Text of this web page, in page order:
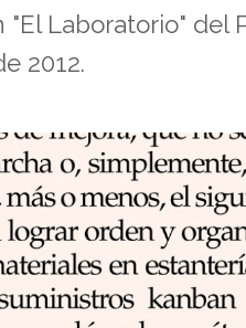
Laboratorio" del
2012.